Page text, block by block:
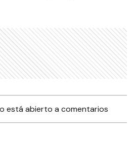
está abierto a comentarios